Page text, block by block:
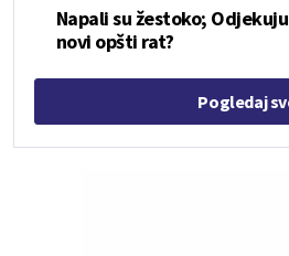
Napali su žestoko;
novi opšti rat?
Pogledaj